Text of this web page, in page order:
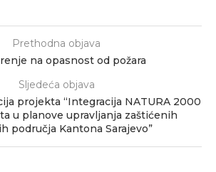
Prethodna objava
na opasnost od požara
Sljedeća objava
projekta “Integracija NATURA 2000
u planove upravljanja zaštićenih
područja Kantona Sarajevo”